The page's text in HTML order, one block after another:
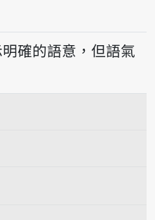
讀bī-bián
確的語意，但語氣